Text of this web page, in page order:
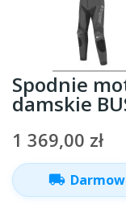
Spodnie
damskie
1 369,00 zł
local_shipping